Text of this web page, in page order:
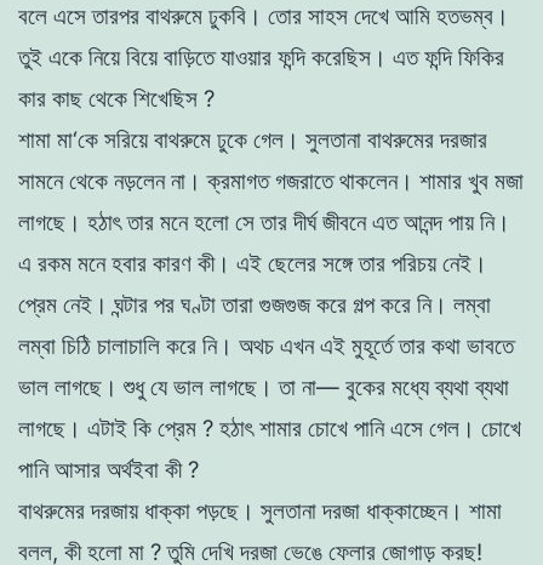
বলে এসেতারপর বাথরুমে ঢুকবি । তাের সাহস দেখে আমি হতভম্ব ।
তুই একে নিয়েবিয়েবাড়িতেযাওয়ার ফন্দিকরেছিস । এতফন্দিফিকির
কার কাছ থেকে শিখেছিস ?
শামা মা‘কে সরিয়েবাথরুমে ঢুকে গেল । সুলতানা বাথরুমেরদরজার
সামনেথেকে নড়লেননা ।ক্রমাগতগজরাতেথাকলেন। শামার খুব মজা
লাগছে । হঠাৎতার মনেহলাে সেতারদীর্ঘজীবনেএতআনন্দপায়নি।
এ রকম মনে হবার কারণ কী। এই ছেলের সঙ্গেতার পরিচয়নেই ।
প্রেম নেই ।ঘন্টার পর ঘণ্টাতারা গুজগুজকরে গল্পকরে নি। লম্বা
লম্বা চিঠি চালাচালি করে নি। অথচ এখনএই মুহূর্তেতার কথা ভাবতে
ভাল লাগছে । শুধুযেভাল লাগছে ।তা না— বুকের মধ্যেব্যথাব্যথা
লাগছে । এটাই কি প্রেম ? হঠাৎশামার চোখে পানিএসে গেল । চোখে
পানিআসার অর্থইবা কী?
বাথরুমের দরজায় ধাক্কা পড়ছে । সুলতানাদরজা ধাক্কাচ্ছেন। শামা
বলল, কীহলাে মা ?তুমি দেখিদরজা ভেঙে ফেলার জোগাড়করছ!